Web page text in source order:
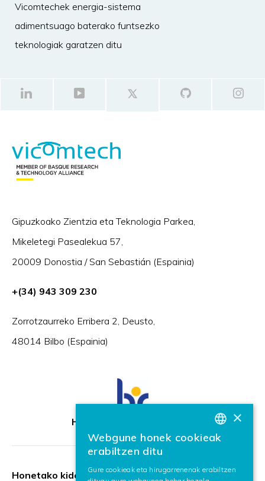
Vicomtechek energia-sistema
adimentsuago baterako funtsezko
teknologiak garatzen ditu
Gipuzkoako Zientzia eta Teknologia Parkea,
Mikeletegi Pasealekua 57,
20009 Donostia / San Sebastián (Espainia)
+(34) 943 309 230
Zorrotzaurreko Erribera 2, Deusto,
48014 Bilbo (Espainia)
HR Excellence in Research
Honetako kidea:
BASQUE
×
Webgune honek cookieak
erabiltzen ditu
Gure cookieak eta hirugarrenenak erabiltzen